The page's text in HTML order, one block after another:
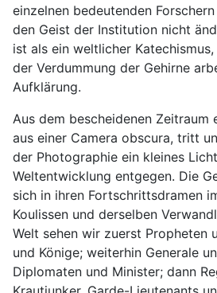
einzelnen bedeutenden
den Geist der Institution nicht
ist als ein weltlicher
der Verdummung der Gehirne
Aufklärung.
Aus dem bescheidenen Zeitraum
aus einer Camera obscura, tritt
der Photographie ein kleines
Weltentwicklung entgegen. Die
sich in ihren Fortschrittsdramen
Koulissen und derselben
Welt sehen wir zuerst Propheten
und Könige; weiterhin Generale
Diplomaten und Minister; dann